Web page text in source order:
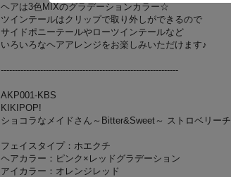
ヘアは3色MIXのグラデーションカラー☆
ツインテールはクリップで取り外しができるので
サイドポニーテールやローツインテールなど
いろいろなヘアアレンジをお楽しみいただけます♪
---------------------------------------------------------------
AKP001-KBS
KIKIPOP!
ショコラなメイドさん～Bitter&Sweet～ ストロベリー
フェイスタイプ：ホエクチ
ヘアカラー：ピンク×レッドグラデーション
アイカラー：オレンジレッド